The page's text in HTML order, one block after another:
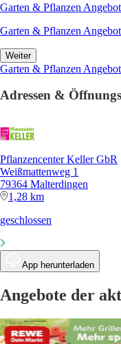
Garten & Pflanzen
Garten & Pflanzen
Weiter
Garten & Pflanzen
Adressen &
Pflanzencenter Keller GbR
Weißmattenweg 1
79364 Malterdingen
1,28 km
geschlossen
App herunterladen
Angebote der